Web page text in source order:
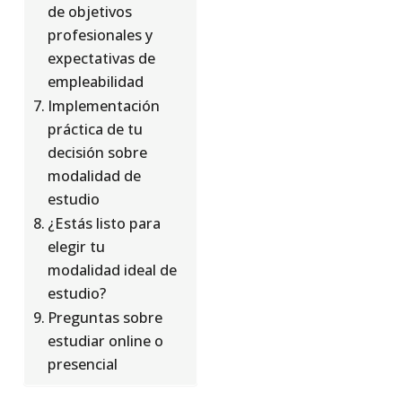
de objetivos
profesionales y
expectativas de
empleabilidad
Implementación
práctica de tu
decisión sobre
modalidad de
estudio
¿Estás listo para
elegir tu
modalidad ideal de
estudio?
Preguntas sobre
estudiar online o
presencial